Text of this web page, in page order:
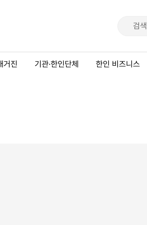
거진 기관·한인단체 한인 비즈니스